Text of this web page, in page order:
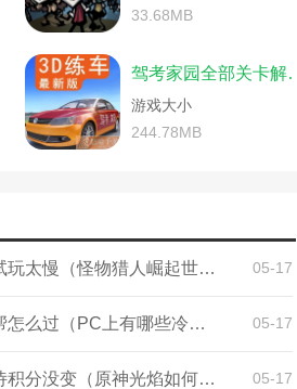
园快速升级)
游家园种植什
)
攻略(饥荒联机版地底攻略)
480攻略(大话西游手游家园运势)
大全(饥荒单机版游戏攻略)
用(饥荒麦斯威尔)
人王朝)
物星官攻略(倩女幽魂手游家园宠物闲话)
典怎么用(饥荒麦斯威尔暗影法典怎么用)
以换什么)
屋攻略(倩女幽魂手游家园攻略)
饥荒攻略秘籍(饥荒游戏攻略秘籍)
33.68MB
驾考家园全部关卡解锁版
游戏大小
244.78MB
怪物猎人崛起试玩太慢（怪物猎人崛起世界难度） 05-17
冰汽时代伦敦帮怎么过（PC上有哪些冷门游戏值得推荐） 05-17
原神无相交响诗积分没变（原神光焰如何获得3000分） 05-17